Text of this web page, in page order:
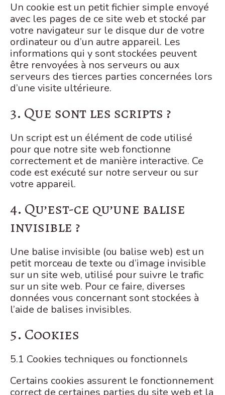
Un cookie est un petit fichier simple envoyé
avec les pages de ce site web et stocké par
votre navigateur sur le disque dur de votre
ordinateur ou d’un autre appareil. Les
informations qui y sont stockées peuvent
être renvoyées à nos serveurs ou aux
serveurs des tierces parties concernées lors
d’une visite ultérieure.
3. Que sont les scripts ?
Un script est un élément de code utilisé
pour que notre site web fonctionne
correctement et de manière interactive. Ce
code est exécuté sur notre serveur ou sur
votre appareil.
4. Qu’est-ce qu’une balise
invisible ?
Une balise invisible (ou balise web) est un
petit morceau de texte ou d’image invisible
sur un site web, utilisé pour suivre le trafic
sur un site web. Pour ce faire, diverses
données vous concernant sont stockées à
l’aide de balises invisibles.
5. Cookies
5.1 Cookies techniques ou fonctionnels
Certains cookies assurent le fonctionnement
correct de certaines parties du site web et la